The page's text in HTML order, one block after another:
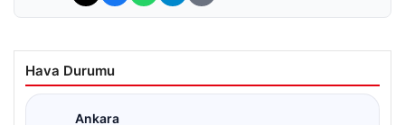
Hava Durumu
Ankara